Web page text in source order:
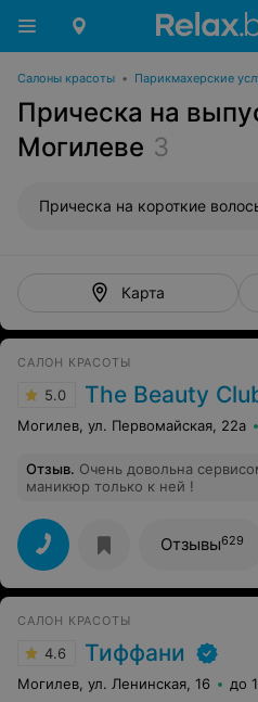
Салоны красоты • Парикмахерские
Прическа на
Могилеве 3
Прическа на короткие
Карта
САЛОН КРАСОТЫ
5.0 The Beauty
Могилев, ул. Первомайская, 22а
Отзыв. Очень довольна
маникюр только к ней !
Отзывы629
САЛОН КРАСОТЫ
4.6 Тиффани
Могилев, ул. Ленинская, 16 до